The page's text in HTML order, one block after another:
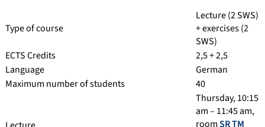
Type of course
Lecture (2 SWS)
+ exercises (2
SWS)
ECTS Credits
2,5 + 2,5
Language
German
Maximum number of students
40
Thursday, 10:15
am – 11:45 am,
roomSR TM